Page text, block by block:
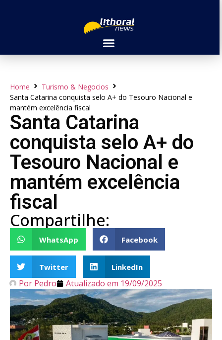
Home
Turismo & Negocios
Santa Catarina conquista selo A+ do Tesouro Nacional e
mantém excelência fiscal
Santa Catarina
conquista selo A+ do
Tesouro Nacional e
mantém excelência
fiscal
Compartilhe:
WhatsApp Facebook
Twitter LinkedIn
Por Pedro Atualizado em 19/09/2025